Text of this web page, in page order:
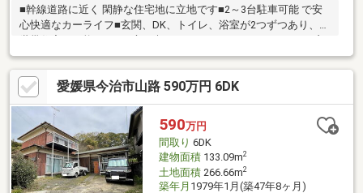
■幹線道路に近く 閑静な住宅地に立地です■2～3台駐車可能 で安
心快適なカーライフ■玄関、DK、トイレ、浴室が2つずつあり、2
関、DK、トイレ、浴室が2つずつございます。
愛媛県今治市山路 590万円 6DK
590万円
間取り 6DK
建物面積133.09m2
土地面積266.66m2
築年月 1979年1月(築47年8ヶ月)